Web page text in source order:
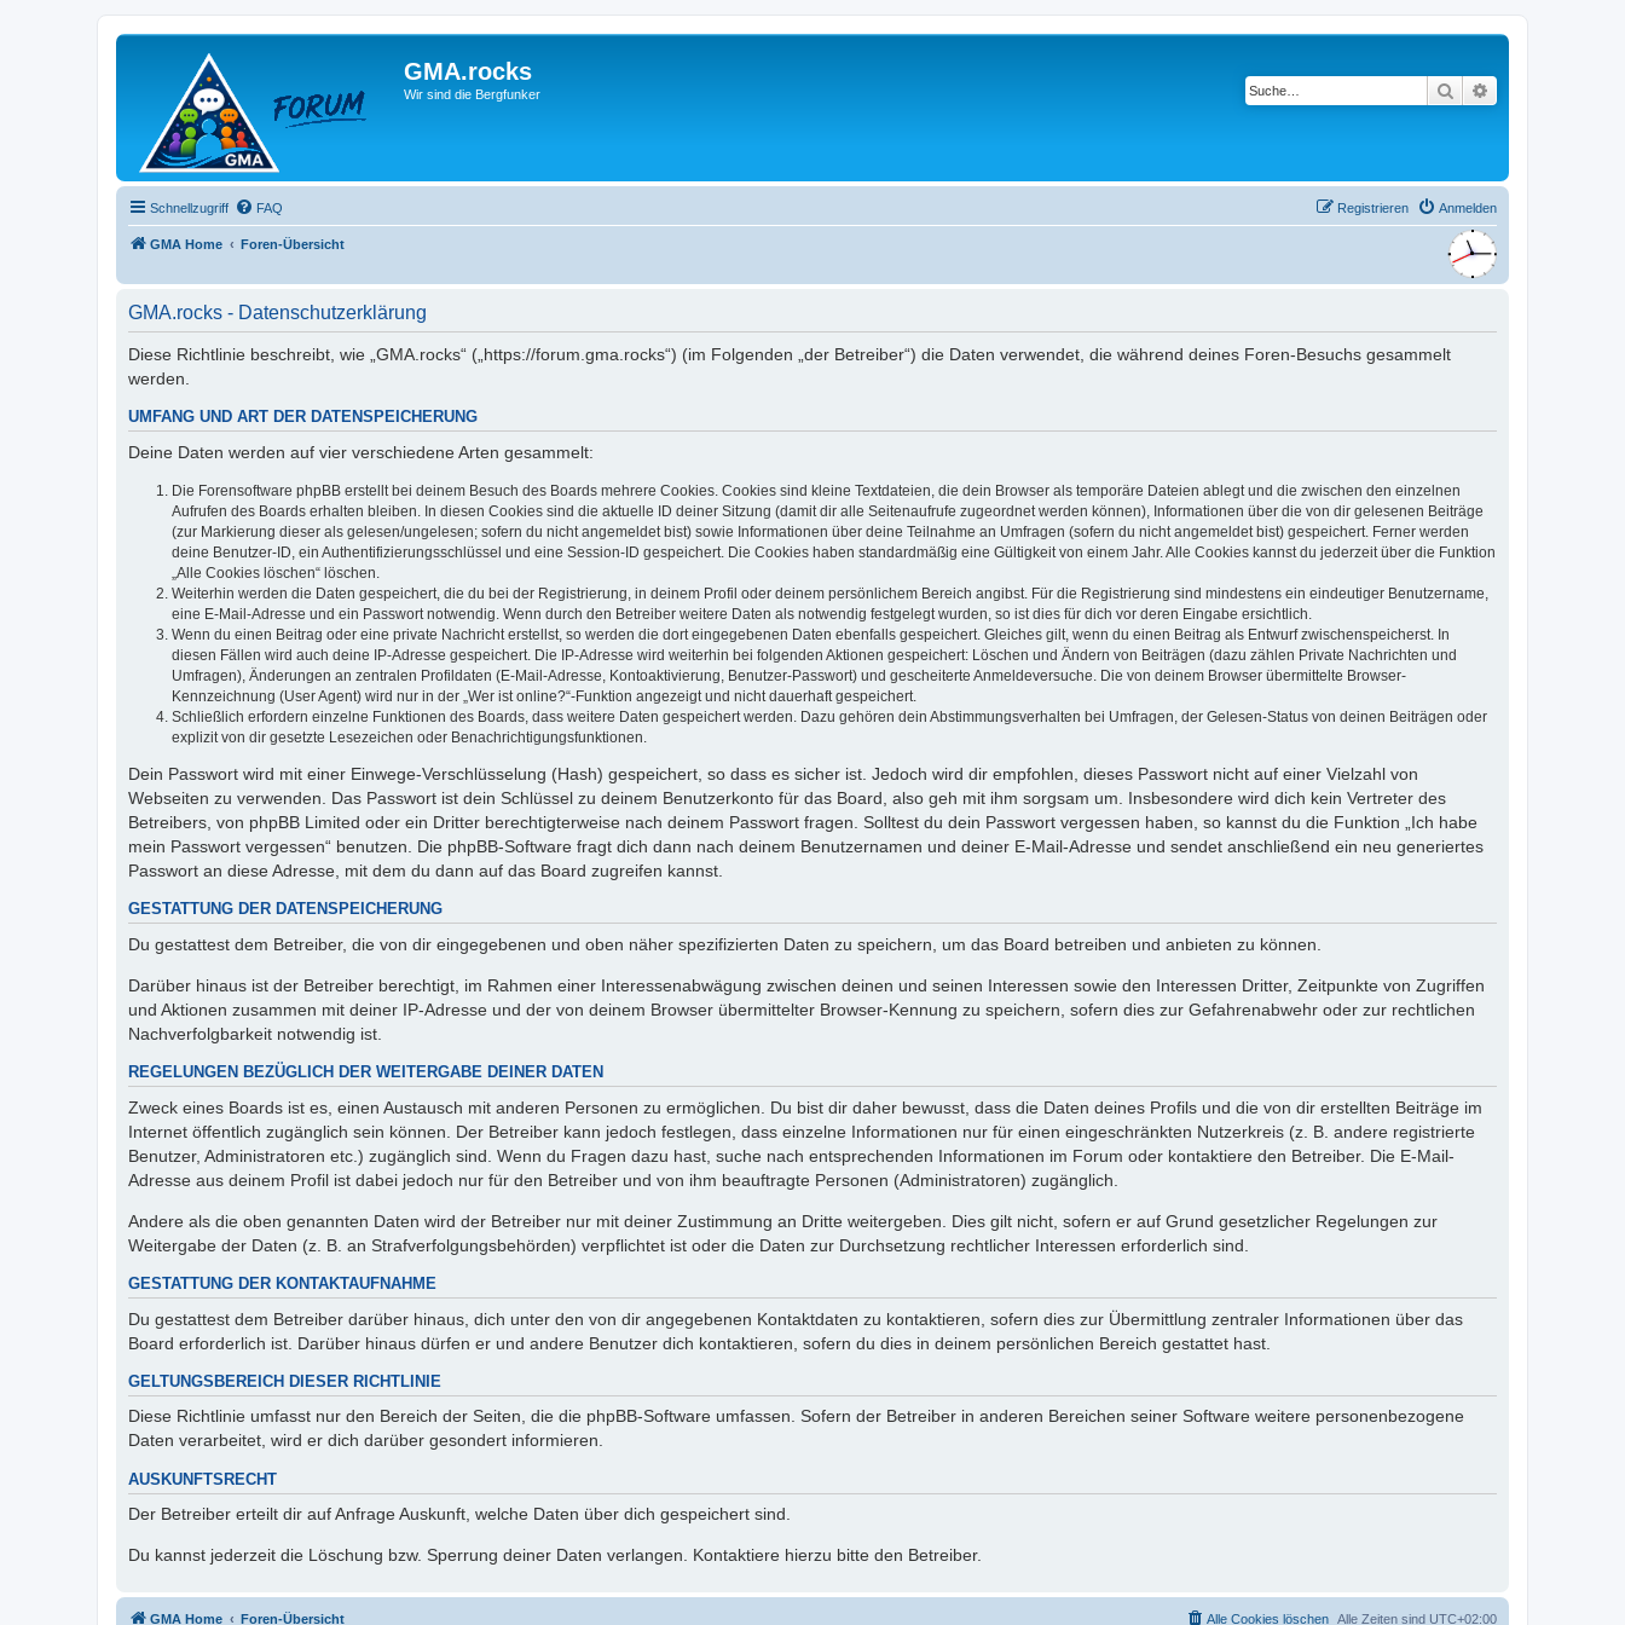
GMA.rocks
Wir sind die Bergfunker Suche
Schnellzugriff FAQ Anmelden
Registrieren
GMA Home Foren-Übersicht
GMA.rocks - Datenschutzerklärung
Diese Richtlinie beschreibt, wie „GMA.rocks“ („https://forum.gma.rocks“) (im Folgenden „der Betreiber“) die Daten verwendet, die während deines Foren-Besuchs gesammelt
werden.
UMFANG UND ART DER DATENSPEICHERUNG
Deine Daten werden auf vier verschiedene Arten gesammelt:
Die Forensoftware phpBB erstellt bei deinem Besuch des Boards mehrere Cookies. Cookies sind kleine Textdateien, die dein Browser als temporäre Dateien ablegt und die zwischen den einzelnen
Aufrufen des Boards erhalten bleiben. In diesen Cookies sind die aktuelle ID deiner Sitzung (damit dir alle Seitenaufrufe zugeordnet werden können), Informationen über die von dir gelesenen Beiträge
(zur Markierung dieser als gelesen/ungelesen; sofern du nicht angemeldet bist) sowie Informationen über deine Teilnahme an Umfragen (sofern du nicht angemeldet bist) gespeichert. Ferner werden
deine Benutzer-ID, ein Authentifizierungsschlüssel und eine Session-ID gespeichert. Die Cookies haben standardmäßig eine Gültigkeit von einem Jahr. Alle Cookies kannst du jederzeit über die Funktion
„Alle Cookies löschen“ löschen.
Weiterhin werden die Daten gespeichert, die du bei der Registrierung, in deinem Profil oder deinem persönlichem Bereich angibst. Für die Registrierung sind mindestens ein eindeutiger Benutzername,
eine E-Mail-Adresse und ein Passwort notwendig. Wenn durch den Betreiber weitere Daten als notwendig festgelegt wurden, so ist dies für dich vor deren Eingabe ersichtlich.
Wenn du einen Beitrag oder eine private Nachricht erstellst, so werden die dort eingegebenen Daten ebenfalls gespeichert. Gleiches gilt, wenn du einen Beitrag als Entwurf zwischenspeicherst. In
diesen Fällen wird auch deine IP-Adresse gespeichert. Die IP-Adresse wird weiterhin bei folgenden Aktionen gespeichert: Löschen und Ändern von Beiträgen (dazu zählen Private Nachrichten und
Umfragen), Änderungen an zentralen Profildaten (E-Mail-Adresse, Kontoaktivierung, Benutzer-Passwort) und gescheiterte Anmeldeversuche. Die von deinem Browser übermittelte Browser-
Kennzeichnung (User Agent) wird nur in der „Wer ist online?“-Funktion angezeigt und nicht dauerhaft gespeichert.
Schließlich erfordern einzelne Funktionen des Boards, dass weitere Daten gespeichert werden. Dazu gehören dein Abstimmungsverhalten bei Umfragen, der Gelesen-Status von deinen Beiträgen oder
explizit von dir gesetzte Lesezeichen oder Benachrichtigungsfunktionen.
Dein Passwort wird mit einer Einwege-Verschlüsselung (Hash) gespeichert, so dass es sicher ist. Jedoch wird dir empfohlen, dieses Passwort nicht auf einer Vielzahl von
Webseiten zu verwenden. Das Passwort ist dein Schlüssel zu deinem Benutzerkonto für das Board, also geh mit ihm sorgsam um. Insbesondere wird dich kein Vertreter des
Betreibers, von phpBB Limited oder ein Dritter berechtigterweise nach deinem Passwort fragen. Solltest du dein Passwort vergessen haben, so kannst du die Funktion „Ich habe
mein Passwort vergessen“ benutzen. Die phpBB-Software fragt dich dann nach deinem Benutzernamen und deiner E-Mail-Adresse und sendet anschließend ein neu generiertes
Passwort an diese Adresse, mit dem du dann auf das Board zugreifen kannst.
GESTATTUNG DER DATENSPEICHERUNG
Du gestattest dem Betreiber, die von dir eingegebenen und oben näher spezifizierten Daten zu speichern, um das Board betreiben und anbieten zu können.
Darüber hinaus ist der Betreiber berechtigt, im Rahmen einer Interessenabwägung zwischen deinen und seinen Interessen sowie den Interessen Dritter, Zeitpunkte von Zugriffen
und Aktionen zusammen mit deiner IP-Adresse und der von deinem Browser übermittelter Browser-Kennung zu speichern, sofern dies zur Gefahrenabwehr oder zur rechtlichen
Nachverfolgbarkeit notwendig ist.
REGELUNGEN BEZÜGLICH DER WEITERGABE DEINER DATEN
Zweck eines Boards ist es, einen Austausch mit anderen Personen zu ermöglichen. Du bist dir daher bewusst, dass die Daten deines Profils und die von dir erstellten Beiträge im
Internet öffentlich zugänglich sein können. Der Betreiber kann jedoch festlegen, dass einzelne Informationen nur für einen eingeschränkten Nutzerkreis (z. B. andere registrierte
Benutzer, Administratoren etc.) zugänglich sind. Wenn du Fragen dazu hast, suche nach entsprechenden Informationen im Forum oder kontaktiere den Betreiber. Die E-Mail-
Adresse aus deinem Profil ist dabei jedoch nur für den Betreiber und von ihm beauftragte Personen (Administratoren) zugänglich.
Andere als die oben genannten Daten wird der Betreiber nur mit deiner Zustimmung an Dritte weitergeben. Dies gilt nicht, sofern er auf Grund gesetzlicher Regelungen zur
Weitergabe der Daten (z. B. an Strafverfolgungsbehörden) verpflichtet ist oder die Daten zur Durchsetzung rechtlicher Interessen erforderlich sind.
GESTATTUNG DER KONTAKTAUFNAHME
Du gestattest dem Betreiber darüber hinaus, dich unter den von dir angegebenen Kontaktdaten zu kontaktieren, sofern dies zur Übermittlung zentraler Informationen über das
Board erforderlich ist. Darüber hinaus dürfen er und andere Benutzer dich kontaktieren, sofern du dies in deinem persönlichen Bereich gestattet hast.
GELTUNGSBEREICH DIESER RICHTLINIE
Diese Richtlinie umfasst nur den Bereich der Seiten, die die phpBB-Software umfassen. Sofern der Betreiber in anderen Bereichen seiner Software weitere personenbezogene
Daten verarbeitet, wird er dich darüber gesondert informieren.
AUSKUNFTSRECHT
Der Betreiber erteilt dir auf Anfrage Auskunft, welche Daten über dich gespeichert sind.
Du kannst jederzeit die Löschung bzw. Sperrung deiner Daten verlangen. Kontaktiere hierzu bitte den Betreiber.
GMA Home Foren-Übersicht Alle Zeiten sind UTC+02:00
Alle Cookies löschen